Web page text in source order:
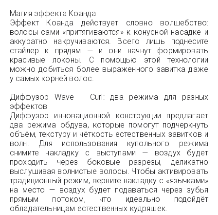
Магия эффекта Коанда
Эффект Коанда действует словно волшебство:
волосы сами «притягиваются» к конусной насадке и
аккуратно накручиваются. Всего лишь поднесите
стайлер к прядям — и они начнут формировать
красивые локоны. С помощью этой технологии
можно добиться более выраженного завитка даже
у самых корней волос.
Диффузор Wave + Curl: два режима для разных
эффектов
Диффузор инновационной конструкции предлагает
два режима обдува, которые помогут подчеркнуть
объём, текстуру и чёткость естественных завитков и
волн. Для использования купольного режима
снимите накладку с выступами — воздух будет
проходить через боковые разрезы, деликатно
выслушивая волнистые волосы. Чтобы активировать
традиционный режим, верните накладку с «язычками»
на место — воздух будет подаваться через зубья
прямым потоком, что идеально подойдёт
обладательницам естественных кудряшек.